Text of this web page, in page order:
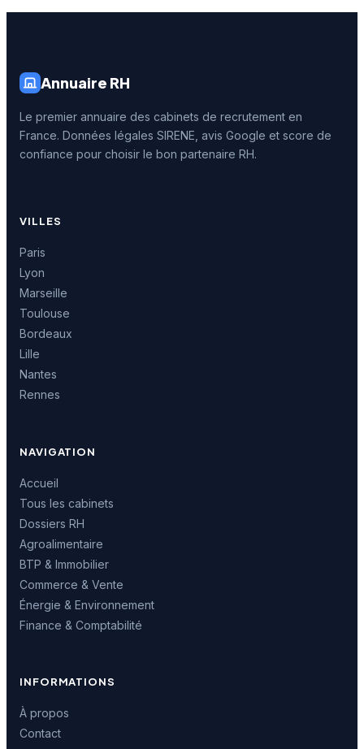
Annuaire RH
Le premier annuaire des cabinets de recrutement en
France. Données légales SIRENE, avis Google et score de
confiance pour choisir le bon partenaire RH.
VILLES
Paris
Lyon
Marseille
Toulouse
Bordeaux
Lille
Nantes
Rennes
NAVIGATION
Accueil
Tous les cabinets
Dossiers RH
Agroalimentaire
BTP & Immobilier
Commerce & Vente
Énergie & Environnement
Finance & Comptabilité
INFORMATIONS
À propos
Contact